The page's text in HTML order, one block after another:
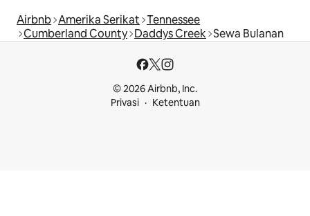
Airbnb Amerika Serikat Tennessee
Cumberland County Daddys Creek Sewa Bulanan
© 2026 Airbnb, Inc.
Privasi
Ketentuan